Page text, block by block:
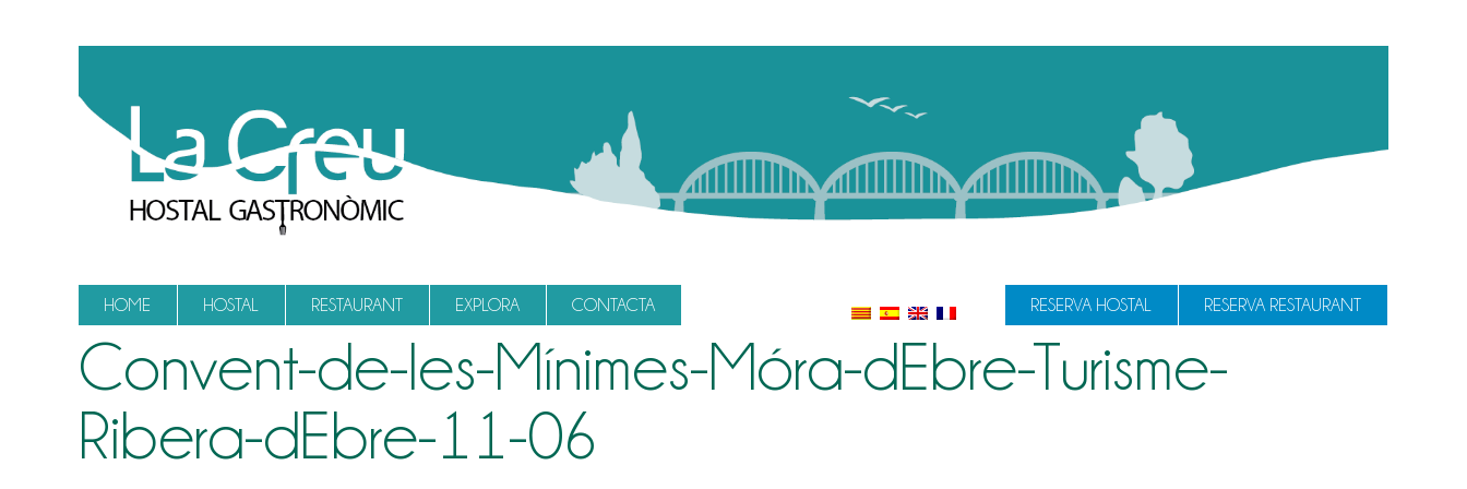
HOME HOSTAL RESTAURANT EXPLORA CONTACTA RESERVA RESTAURANT
RESERVA HOSTAL
Convent-de-les-Mínimes-Móra-dEbre-Turisme-
Ribera-dEbre-11-06